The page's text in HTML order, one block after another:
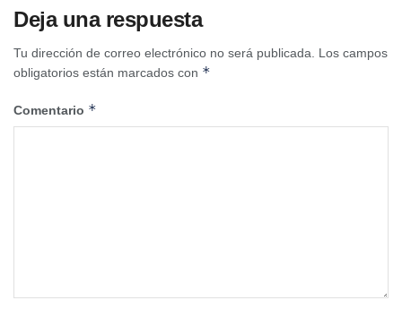
Deja una respuesta
Tu dirección de correo electrónico no será publicada. Los campos
obligatorios están marcados con *
Comentario *